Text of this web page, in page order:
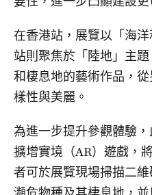
在香港站，展覽以「海
站則聚焦於「陸地」主
和棲息地的藝術作品，
樣性與美麗。
為進一步提升參觀體驗
擴增實境（AR）遊戲，
者可於展覽現場掃描二